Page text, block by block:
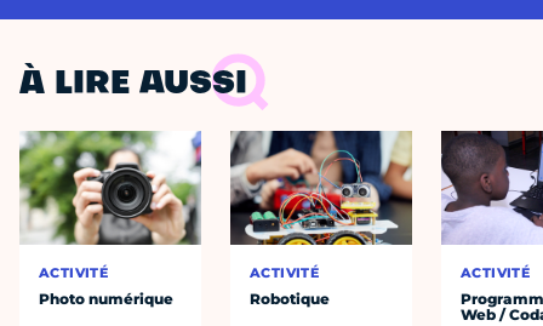
À LIRE AUSSI
ACTIVITÉ
Photo numérique
ACTIVITÉ
Robotique
ACTIVITÉ
Web /